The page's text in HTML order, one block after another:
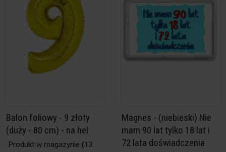
Balon foliowy - 9 złoty
(duży - 80 cm) - na hel
Produkt w magazynie (13
Magnes - (niebieski) Nie
mam 90 lat tylko 18 lat i
72 lata doświadczenia